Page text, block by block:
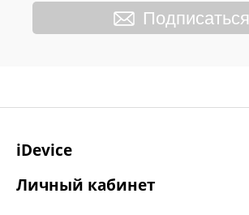
Подписаться
iDevice
Личный кабинет